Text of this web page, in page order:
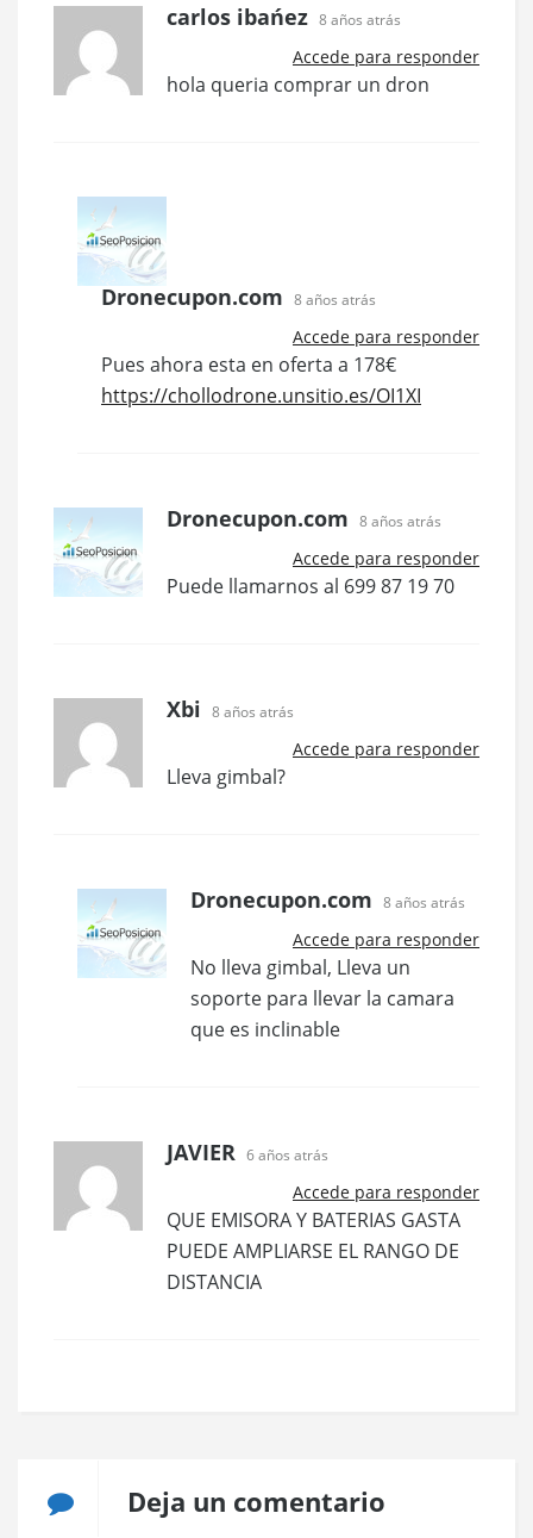
carlos ibańez 8 años atrás
Accede para responder
hola queria comprar un dron
Dronecupon.com 8 años atrás
Accede para responder
Pues ahora esta en oferta a 178€
https://chollodrone.unsitio.es/OI1XI
Dronecupon.com 8 años atrás
Accede para responder
Puede llamarnos al 699 87 19 70
Xbi 8 años atrás
Accede para responder
Lleva gimbal?
Dronecupon.com 8 años atrás
Accede para responder
No lleva gimbal, Lleva un
soporte para llevar la camara
que es inclinable
JAVIER 6 años atrás
Accede para responder
QUE EMISORA Y BATERIAS GASTA
PUEDE AMPLIARSE EL RANGO DE
DISTANCIA
Deja un comentario